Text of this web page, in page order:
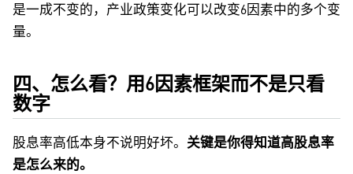
是一成不变的，产业政策变化可以改变6因素中的多个变
量。
四、怎么看？用6因素框架而不是只看
数字
股息率高低本身不说明好坏。 关键是你得知道高股息率
是怎么来的。